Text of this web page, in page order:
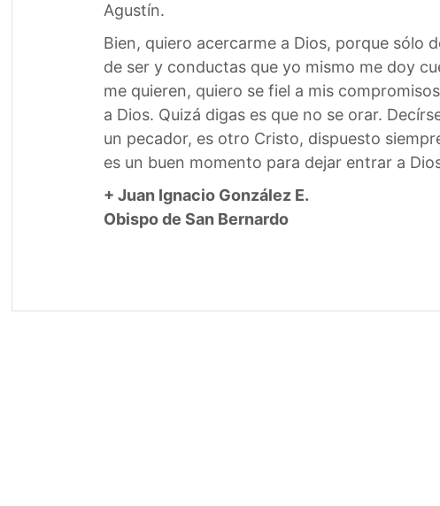
Agustín.
Bien, quiero acercarme a Dios, porque sólo
de ser y conductas que yo mismo me doy
me quieren, quiero se fiel a mis
a Dios. Quizá digas es que no se orar.
un pecador, es otro Cristo, dispuesto
es un buen momento para dejar entrar a
+ Juan Ignacio González E.
Obispo de San Bernardo